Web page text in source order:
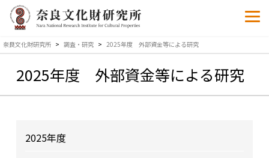
奈良文化財研究所 > 調査・研究 > 2025年度 外部資金等による研究
2025年度 外部資金等による研究
2025年度